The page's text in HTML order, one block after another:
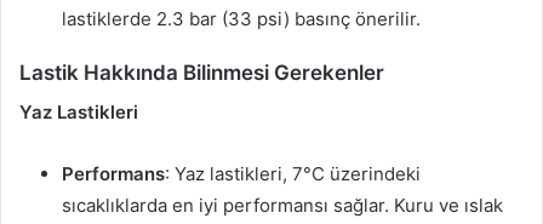
lastiklerde 2.3 bar (33 psi) basınç önerilir.
Lastik Hakkında Bilinmesi Gerekenler
Yaz Lastikleri
Performans: Yaz lastikleri, 7°C üzerindeki
sıcaklıklarda en iyi performansı sağlar. Kuru ve ıslak